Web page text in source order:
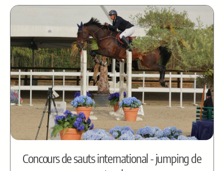
Concours de sauts international - jumping de